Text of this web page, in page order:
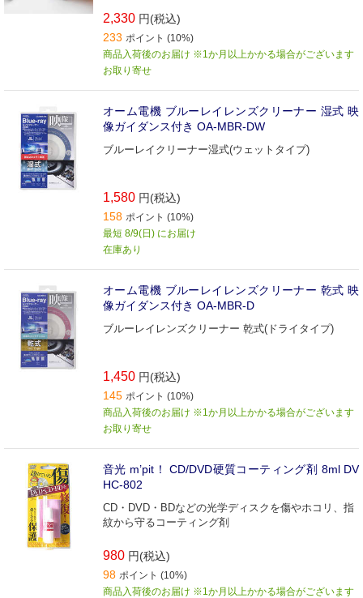
2,330 円(税込)
233 ポイント (10%)
商品入荷後のお届け ※1か月以上かかる場合がございます
お取り寄せ
オーム電機 ブルーレイレンズクリーナー 湿式 映
像ガイダンス付き OA-MBR-DW
ブルーレイクリーナー湿式(ウェットタイプ)
1,580 円(税込)
158 ポイント (10%)
最短 8/9(日) にお届け
在庫あり
オーム電機 ブルーレイレンズクリーナー 乾式 映
像ガイダンス付き OA-MBR-D
ブルーレイレンズクリーナー 乾式(ドライタイプ)
1,450 円(税込)
145 ポイント (10%)
商品入荷後のお届け ※1か月以上かかる場合がございます
お取り寄せ
音光 m’pit！ CD/DVD硬質コーティング剤 8ml DV
HC-802
CD・DVD・BDなどの光学ディスクを傷やホコリ、指
紋から守るコーティング剤
980 円(税込)
98 ポイント (10%)
商品入荷後のお届け ※1か月以上かかる場合がございます